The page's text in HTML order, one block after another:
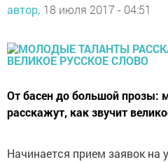
автор, 18 июля 2017 - 04:51
От басен до большой прозы:
расскажут, как звучит
Начинается прием заявок на